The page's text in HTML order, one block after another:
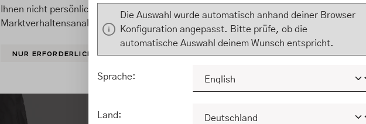
Ihnen nicht persönlich zuordnen kann, sie aber zu eigenen Zwecken (z.B.
Marktverhaltensanalysen) verarbeiten darf.
NUR ERFORDERLICHE KONFIGURIEREN ALLE COOKIES
Die Auswahl wurde automatisch anhand deiner Browser
Konfiguration angepasst. Bitte prüfe, ob die
automatische Auswahl deinem Wunsch entspricht.
Sprache:
Land: